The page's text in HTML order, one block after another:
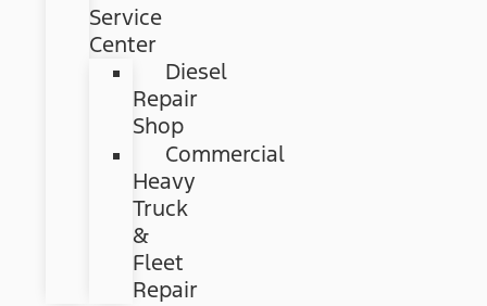
Service
Center
Diesel
Repair
Shop
Commercial
Heavy
Truck
&
Fleet
Repair